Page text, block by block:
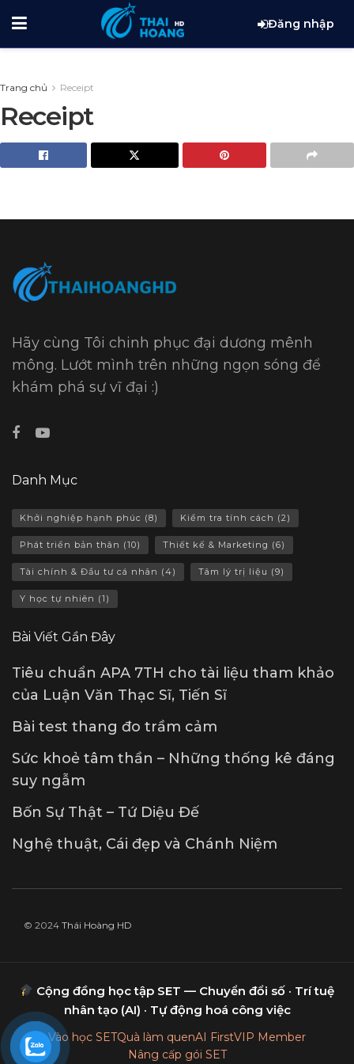
Đăng nhập
Trang chủ Receipt
Receipt
Hãy cùng Tôi chinh phục đại dương mênh
mông. Lướt mình trên những ngọn sóng để
khám phá sự vĩ đại :)
Danh Mục
Khởi nghiệp hạnh phúc (8) Kiểm tra tính cách (2)
Phát triển bản thân (10) Thiết kế & Marketing (6)
Tài chính & Đầu tư cá nhân (4) Tâm lý trị liệu (9)
Y học tự nhiên (1)
Bài Viết Gần Đây
Tiêu chuẩn APA 7TH cho tài liệu tham khảo
của Luận Văn Thạc Sĩ, Tiến Sĩ
Bài test thang đo trầm cảm
Sức khoẻ tâm thần – Những thống kê đáng
suy ngẫm
Bốn Sự Thật – Tứ Diệu Đế
Nghệ thuật, Cái đẹp và Chánh Niệm
© 2024 Thái Hoàng HD
Cộng đồng học tập SET — Chuyển đổi số · Trí tuệ
nhân tạo (AI) · Tự động hoá công việc
Vào học SETQuà làm quenAI FirstVIP Member
Nâng cấp gói SET